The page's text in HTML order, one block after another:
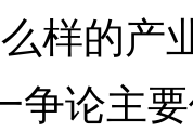
样的产
争论主